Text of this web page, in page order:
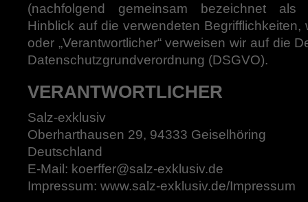
(nachfolgend gemeinsam bezeichnet als
Hinblick auf die verwendeten Begrifflichkeiten,
oder „Verantwortlicher“ verweisen wir auf die
Datenschutzgrundverordnung (DSGVO).
VERANTWORTLICHER
Salz-exklusiv
Oberharthausen 29, 94333 Geiselhöring
Deutschland
E-Mail: koerffer@salz-exklusiv.de
Impressum: www.salz-exklusiv.de/Impressum